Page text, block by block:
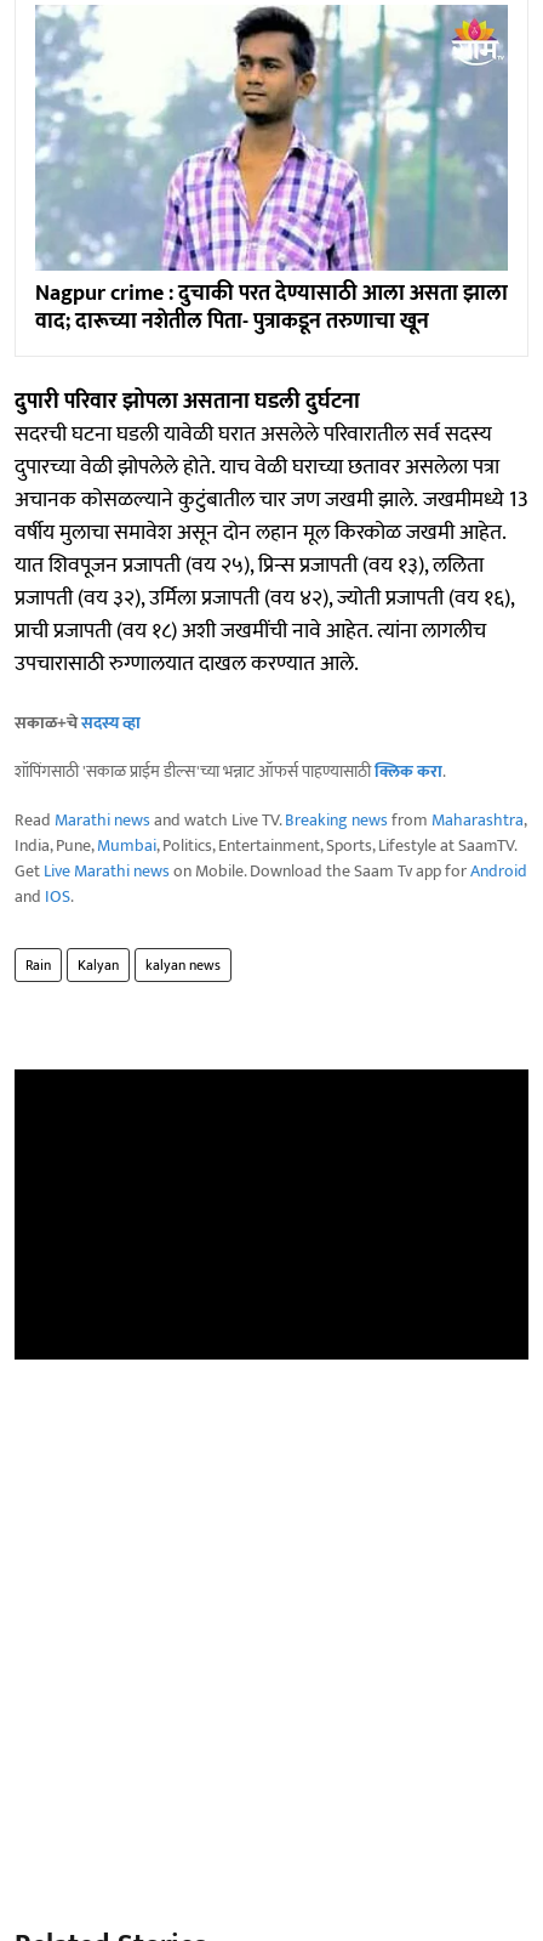
Nagpur crime : दुचाकी परत देण्यासाठी आला असता झाला
वाद; दारूच्या नशेतील पिता- पुत्राकडून तरुणाचा खून
दुपारी परिवार झोपला असताना घडली दुर्घटना
सदरची घटना घडली यावेळी घरात असलेले परिवारातील सर्व सदस्य
दुपारच्या वेळी झोपलेले होते. याच वेळी घराच्या छतावर असलेला पत्रा
अचानक कोसळल्याने कुटुंबातील चार जण जखमी झाले. जखमीमध्ये 13
वर्षीय मुलाचा समावेश असून दोन लहान मूल किरकोळ जखमी आहेत.
यात शिवपूजन प्रजापती (वय २५), प्रिन्स प्रजापती (वय १३), ललिता
प्रजापती (वय ३२), उर्मिला प्रजापती (वय ४२), ज्योती प्रजापती (वय १६),
प्राची प्रजापती (वय १८) अशी जखमींची नावे आहेत. त्यांना लागलीच
उपचारासाठी रुग्णालयात दाखल करण्यात आले.
सकाळ+चेसदस्य व्हा
शॉपिंगसाठी 'सकाळ प्राईम डील्स'च्या भन्नाट ऑफर्स पाहण्यासाठीक्लिक करा.
Read Marathi newsand watch Live TV.Breaking newsfrom Maharashtra,
India, Pune,Mumbai, Politics, Entertainment, Sports, Lifestyle at SaamTV.
GetLive Marathi newson Mobile. Download the Saam Tv app forAndroid
and IOS.
Rain Kalyan kalyan news